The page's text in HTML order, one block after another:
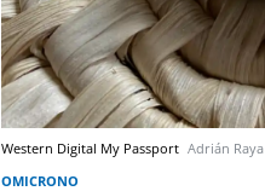
Western Digital My Passport Adrián Raya
OMICRONO